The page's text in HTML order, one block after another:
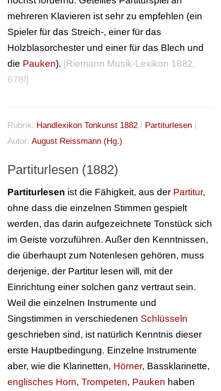
mehreren Klavieren ist sehr zu empfehlen (ein
Spieler für das Streich-, einer für das
Holzblasorchester und einer für das Blech und
die Pauken). [Riemann Musik-Lexikon 1882,
678f]
Rubrik: Handlexikon Tonkunst 1882 / Partiturlesen |
Autor: August Reissmann (Hg.)
Partiturlesen (1882)
Partiturlesen ist die Fähigkeit, aus der Partitur,
ohne dass die einzelnen Stimmen gespielt
werden, das darin aufgezeichnete Tonstück sich
im Geiste vorzuführen. Außer den Kenntnissen,
die überhaupt zum Notenlesen gehören, muss
derjenige, der Partitur lesen will, mit der
Einrichtung einer solchen ganz vertraut sein.
Weil die einzelnen Instrumente und
Singstimmen in verschiedenen Schlüsseln
geschrieben sind, ist natürlich Kenntnis dieser
erste Hauptbedingung. Einzelne Instrumente
aber, wie die Klarinetten, Hörner, Bassklarinette,
englisches Horn, Trompeten, Pauken haben